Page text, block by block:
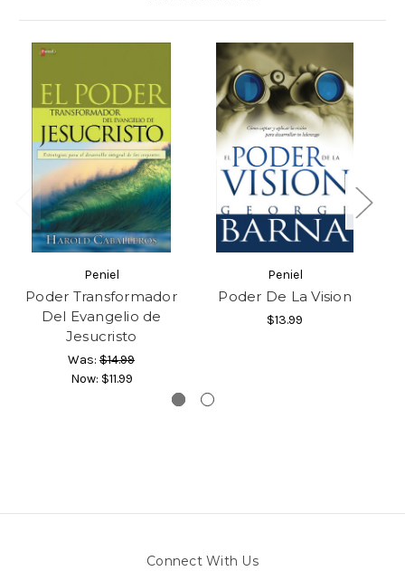
Peniel
Poder Transformador
Del Evangelio de
Jesucristo
Was: $14.99
Now: $11.99
Peniel
Poder De La Vision
$13.99
Connect With Us